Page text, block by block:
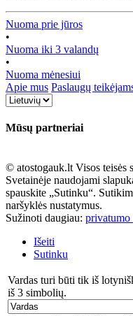
Nuoma prie jūros
•
Nuoma iki 3 valandų
•
Nuoma mėnesiui
Apie mus Paslaugų
Mūsų partneriai
© atostogauk.lt Visos teisės
Svetainėje naudojami
spauskite „Sutinku“.
naršyklės nustatymus.
Sužinoti daugiau:
Išeiti
Sutinku
Vardas turi būti tik iš
iš 3 simbolių.